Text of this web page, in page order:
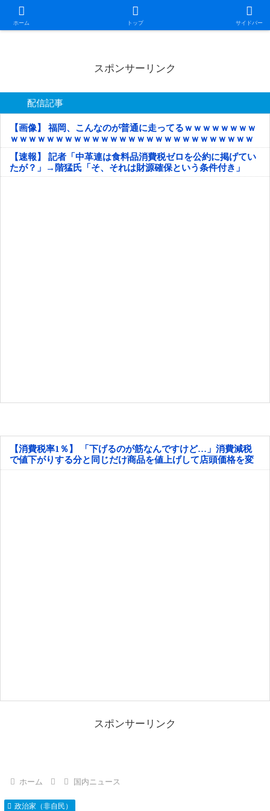
ホーム トップ サイドバー
日本第一！ニュース録
スポンサーリンク
配信記事
【画像】 福岡、こんなのが普通に走ってるｗｗｗｗｗｗｗｗ
ｗｗｗｗｗｗｗｗｗｗｗｗｗｗｗｗｗｗｗｗｗｗｗｗｗｗｗ
ｗｗｗｗｗ
【速報】 記者「中革連は食料品消費税ゼロを公約に掲げてい
たが？」→階猛氏「そ、それは財源確保という条件付き」
【消費税率1％】 「下げるのが筋なんですけど…」消費減税
で値下がりする分と同じだけ商品を値上げして店頭価格を変
えない店も
スポンサーリンク
ホーム 国内ニュース
政治家（非自民）